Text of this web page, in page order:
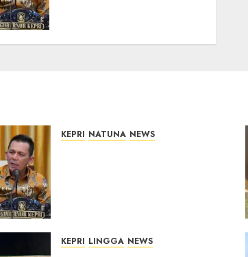
07/08/2026 0
KEPRI NATUNA NEWS
KEPRI LINGGA NEWS